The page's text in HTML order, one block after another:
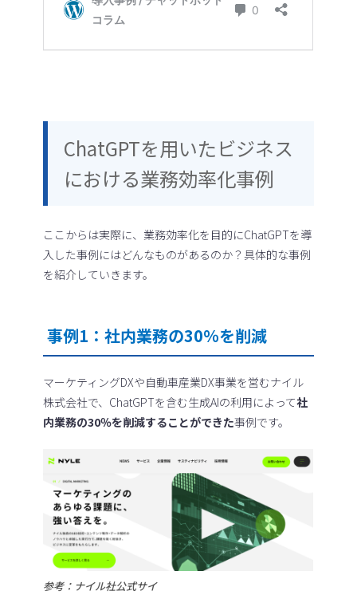
ChatGPTを用いたビジネス
における業務効率化事例
ここからは実際に、業務効率化を目的にChatGPTを導
入した事例にはどんなものがあるのか？具体的な事例
を紹介していきます。
事例1：社内業務の30％を削減
マーケティングDXや自動車産業DX事業を営むナイル
株式会社で、ChatGPTを含む生成AIの利用によって社
内業務の30％を削減することができた事例です。
参考：ナイル社公式サイ